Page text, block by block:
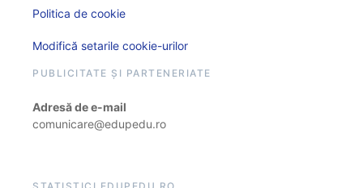
Politica de cookie
Modifică setarile cookie-urilor
PUBLICITATE ȘI PARTENERIATE
Adresă de e-mail
comunicare@edupedu.ro